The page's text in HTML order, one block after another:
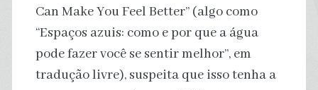
Can Make You Feel Better” (algo como
“Espaços azuis: como e por que a água
pode fazer você se sentir melhor”, em
tradução livre), suspeita que isso tenha a